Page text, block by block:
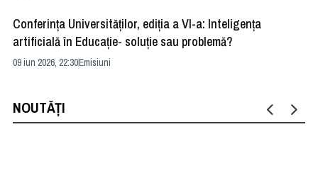
Conferința Universităților, ediția a VI-a: Inteligența
artificială în Educație- soluție sau problemă?
09 iun 2026, 22:30Emisiuni
NOUTĂȚI